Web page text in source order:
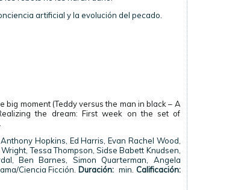
artificial y la evolución del pecado.
moment (Teddy versus the man in black – A
the dream: First week on the set of
Hopkins, Ed Harris, Evan Rachel Wood,
Tessa Thompson, Sidse Babett Knudsen,
Ben Barnes, Simon Quarterman, Angela
Ciencia Ficción. Duración: min. Calificación: